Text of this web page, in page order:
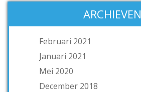
ARCHIEVEN
Februari 2021
Januari 2021
Mei 2020
December 2018